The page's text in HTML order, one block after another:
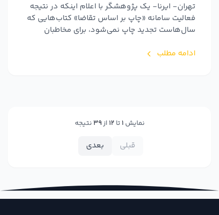
تهران- ایرنا- یک پژوهشگر با اعلام اینکه در نتیجه
فعالیت سامانه «چاپ بر اساس تقاضا» کتاب‌هایی که
سال‌هاست تجدید چاپ نمی‌شود، برای مخاطبان
ادامه مطلب
نمایش 1تا 12 از39 نتیجه
قبلی بعدی